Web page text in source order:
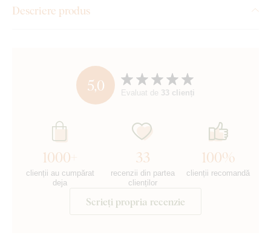
Descriere produs
5,0 Evaluat de 33 clienți
1000+
clienții au cumpărat
deja
33
recenzii din partea
clienților
100%
clienții recomandă
Scrieți propria recenzie